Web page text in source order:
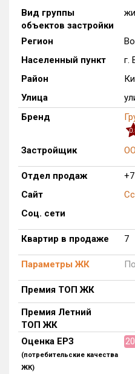
Оценка ЕРЗ ЖК
от
с
Жилых комплексов
Многоквартирных домов
Блокированных домов
Квартир, апартаментов,
блоков в БД
Вид группы
объектов застройки
Регион
Населенный пункт
г.
Район
Улица
Бренд
Застройщик
Отдел продаж
Сайт
Соц. сети
Квартир в продаже 7
Параметры ЖК
Премия ТОП ЖК
Премия Летний
ТОП ЖК
Оценка ЕРЗ
(потребительские качества
ЖК)